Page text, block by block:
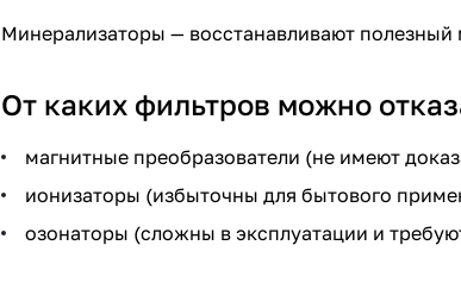
Минерализаторы — восстанавливают
От каких фильтров можно
магнитные преобразователи (не имеют
ионизаторы (избыточны для бытового
озонаторы (сложны в эксплуатации и